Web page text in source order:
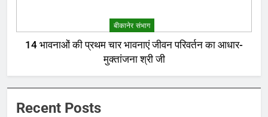
बीकानेर संभाग
14 भावनाओं की प्रथम चार भावनाएं जीवन परिवर्तन का आधार-
मुक्तांजना श्री जी
Recent Posts